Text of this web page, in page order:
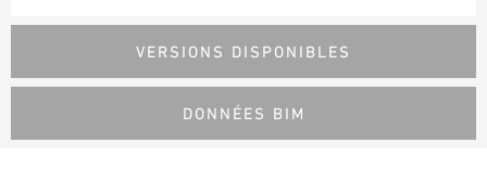
VERSIONS DISPONIBLES
DONNÉES BIM